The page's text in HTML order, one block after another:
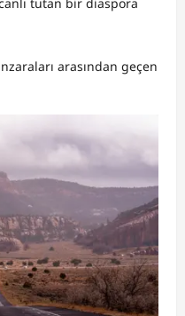
arasından geçen